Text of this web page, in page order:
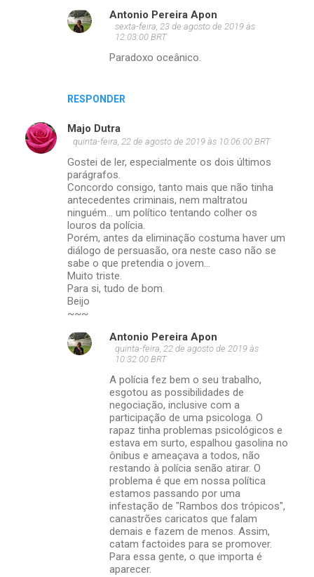
RESPONDER
Antonio Pereira Apon
sexta-feira, 23 de agosto de 2019 às
12:03:00 BRT
Paradoxo oceânico.
Majo Dutra
quinta-feira, 22 de agosto de 2019 às 10:06:00 BRT
Gostei de ler, especialmente os dois últimos
parágrafos.
Concordo consigo, tanto mais que não tinha
antecedentes criminais, nem maltratou
ninguém... um político tentando colher os
louros da polícia.
Porém, antes da eliminação costuma haver um
diálogo de persuasão, ora neste caso não se
sabe o que pretendia o jovem...
Muito triste.
Para si, tudo de bom.
Beijo
~~~
Antonio Pereira Apon
quinta-feira, 22 de agosto de 2019 às
10:32:00 BRT
A polícia fez bem o seu trabalho,
esgotou as possibilidades de
negociação, inclusive com a
participação de uma psicologa. O
rapaz tinha problemas psicológicos e
estava em surto, espalhou gasolina no
ônibus e ameaçava a todos, não
restando à polícia senão atirar. O
problema é que em nossa política
estamos passando por uma
infestação de "Rambos dos trópicos",
canastrões caricatos que falam
demais e fazem de menos. Assim,
catam factoides para se promover.
Para essa gente, o que importa é
aparecer.